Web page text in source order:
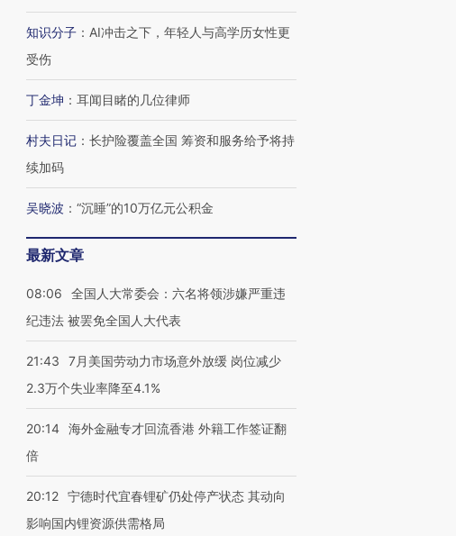
知识分子 ： AI冲击之下，年轻人与高学历女性更
受伤
丁金坤 ： 耳闻目睹的几位律师
村夫日记 ： 长护险覆盖全国 筹资和服务给予将持
续加码
吴晓波 ： “沉睡”的10万亿元公积金
最新文章
08:06
全国人大常委会：六名将领涉嫌严重违
纪违法 被罢免全国人大代表
21:43
7月美国劳动力市场意外放缓 岗位减少
2.3万个失业率降至4.1%
20:14 海外金融专才回流香港 外籍工作签证翻
倍
20:12 宁德时代宜春锂矿仍处停产状态 其动向
影响国内锂资源供需格局